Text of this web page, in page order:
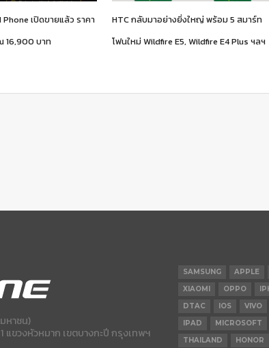
เปิดขายแล้ว ราคา
16,900 บาท
HTC กลับมาอย่างยิ่งใหญ่ พร้อม 5 สมาร์ท
โฟนใหม่ Wildfire E5, Wildfire E4 Plus ฯลฯ
หาชน)
แขวงหัวหมาก เขตบางกะปี กรุงเทพฯ
SAMSUNG APPLE
XIAOMI
OPPO
DTAC
IOS VIVO
IPAD
MICROSOFT
THAILAND
HONOR